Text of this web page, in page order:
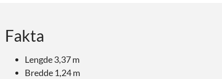
Fakta
Lengde 3,37 m
Bredde 1,24 m